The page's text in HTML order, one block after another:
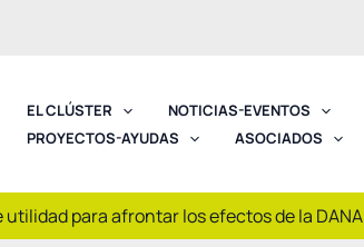
EL CLÚSTER NOTICIAS-EVENTOS
PROYECTOS-AYUDAS
ASOCIADOS
para afrontar los efectos de la DANA